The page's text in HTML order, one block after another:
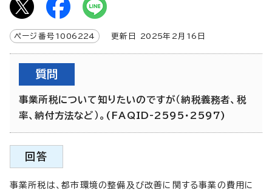
ページ番号 1006224 更新日 2025年2月 16 日
質問
事業所税について知りたいのですが（納税義務者、税
率、納付方法など）。(FAQID-2595・2597)
回答
事業所税は、都市環境の整備及び改善に関する事業の費用に